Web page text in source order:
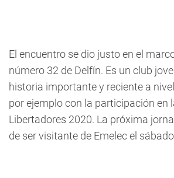
El encuentro se dio justo en el
número 32 de Delfín. Es un club
historia importante y reciente a
por ejemplo con la participación en
Libertadores 2020. La próxima
de ser visitante de Emelec el